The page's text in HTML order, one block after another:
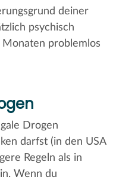
deiner
psychisch
problemlos
Drogen
darfst (in den USA
Regeln als in
Wenn du